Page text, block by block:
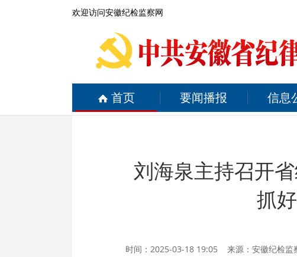
欢迎访问安徽纪检监察网
首页 要闻播报 信息
刘海泉主持召开
抓
时间：2025-03-18 19:05 来源： 安徽纪检监